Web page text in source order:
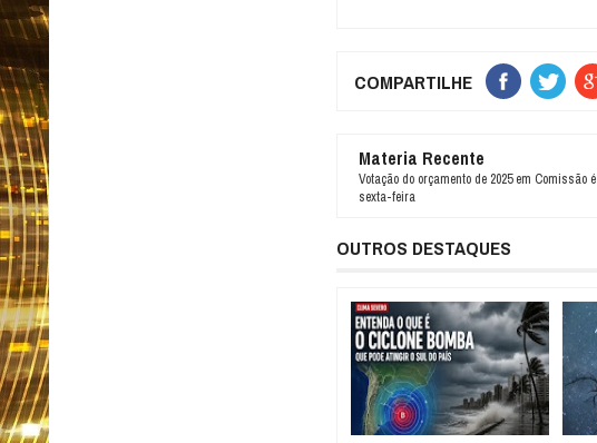
COMPARTILHE
Materia Recente
Votação do orçamento de 2025 em Comissão
sexta-feira
OUTROS DESTAQUES